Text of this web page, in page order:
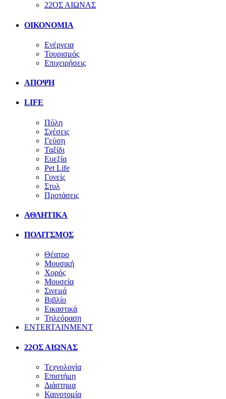
22ΟΣ ΑΙΩΝΑΣ
ΟΙΚΟΝΟΜΙΑ
Ενέργεια
Τουρισμός
Επιχειρήσεις
ΑΠΟΨΗ
LIFE
Πόλη
Σχέσεις
Γεύση
Ταξίδι
Ευεξία
Pet Life
Γονείς
Στυλ
Προτάσεις
ΑΘΛΗΤΙΚΑ
ΠΟΛΙΤΣΜΟΣ
Θέατρο
Μουσική
Χορός
Μουσεία
Σινεμά
Βιβλίο
Εικαστικά
Τηλεόραση
ENTERTAINMENT
22ΟΣ ΑΙΩΝΑΣ
Τεχνολογία
Επιστήμη
Διάστημα
Καινοτομία